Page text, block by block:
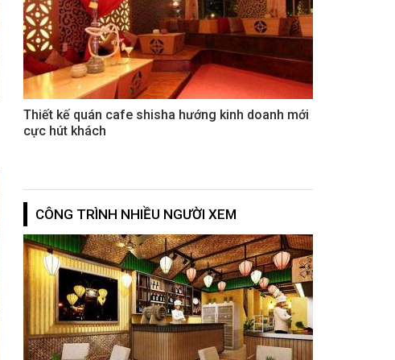
Thiết kế quán cafe shisha hướng kinh doanh mới
cực hút khách
CÔNG TRÌNH NHIỀU NGƯỜI XEM